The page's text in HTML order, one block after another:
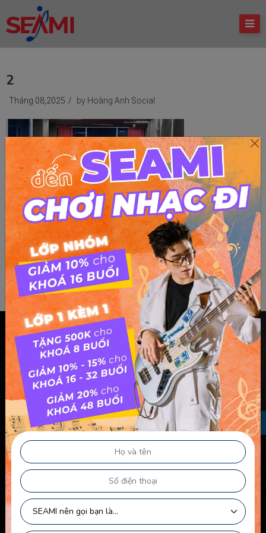
2
Tháng 08,2025 / by Hoàng Anh Social
Chính sách & điều khoản
Thông Tin Chủ Sở Hữu Website
Điều Khoản Dành Cho Học Viên Và Gia Sư – Giảng Viên
Điều khoản Dành cho HLV-Giáo Viên
Chính Sách Sử Dụng Cookie
Chính Sách Bảo Mật
Chính Sách Quyền Riêng Tư
Liên kết nhanh
Chính Sách Bảo Mật Của Trẻ Em
Chính Sách Công Khai Của Giáo Viên
Điều Khoản Logo